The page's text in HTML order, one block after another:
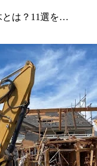
とは？11選を…